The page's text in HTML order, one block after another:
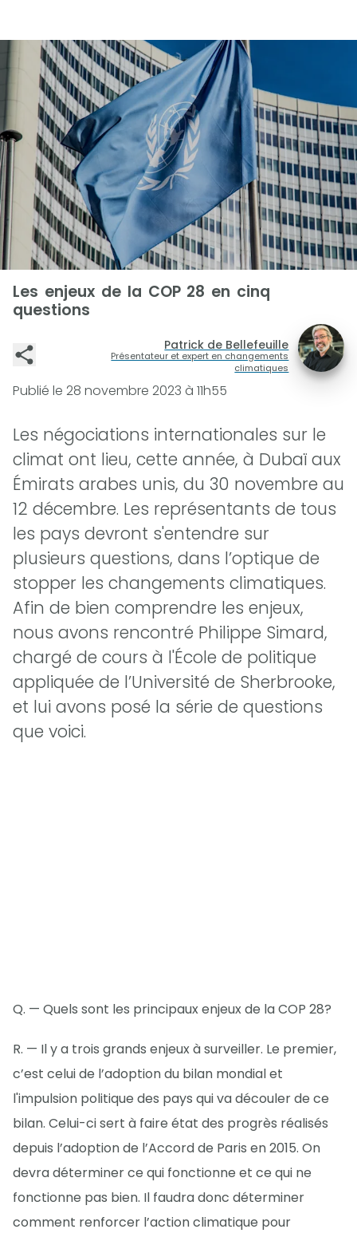
Les enjeux de la COP 28 en cinq
questions
Patrick de Bellefeuille
Présentateur et expert en changements
climatiques
Publié le 28 novembre 2023 à 11h55
Les négociations internationales sur le
climat ont lieu, cette année, à Dubaï aux
Émirats arabes unis, du 30 novembre au
12 décembre. Les représentants de tous
les pays devront s'entendre sur
plusieurs questions, dans l’optique de
stopper les changements climatiques.
Afin de bien comprendre les enjeux,
nous avons rencontré Philippe Simard,
chargé de cours à l'École de politique
appliquée de l’Université de Sherbrooke,
et lui avons posé la série de questions
que voici.
Q. — Quels sont les principaux enjeux de la COP 28?
R. — Il y a trois grands enjeux à surveiller. Le premier,
c’est celui de l’adoption du bilan mondial et
l'impulsion politique des pays qui va découler de ce
bilan. Celui-ci sert à faire état des progrès réalisés
depuis l’adoption de l’Accord de Paris en 2015. On
devra déterminer ce qui fonctionne et ce qui ne
fonctionne pas bien. Il faudra donc déterminer
comment renforcer l’action climatique pour